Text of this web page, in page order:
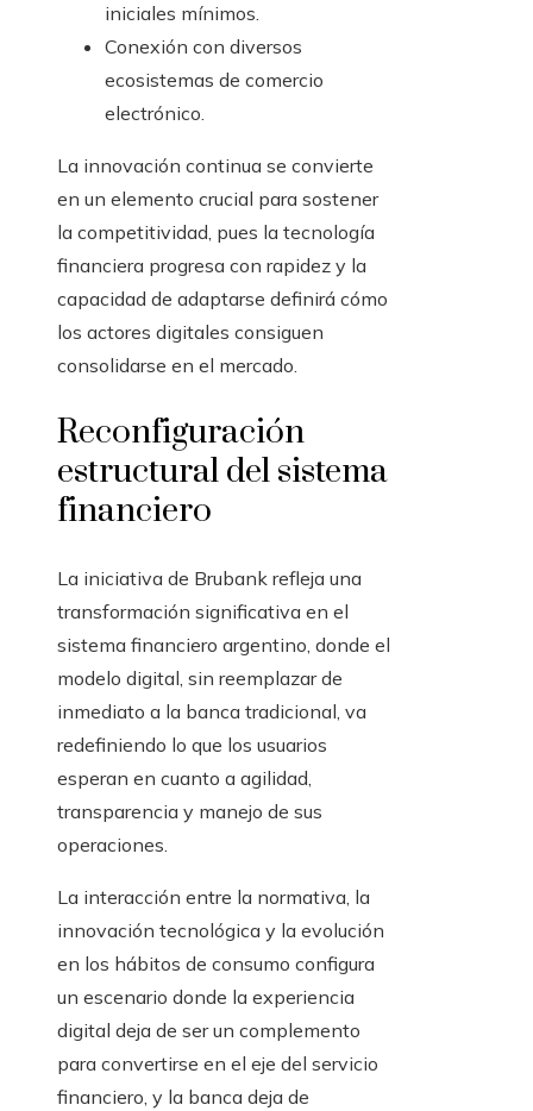
iniciales mínimos.
Conexión con diversos
ecosistemas de comercio
electrónico.
La innovación continua se convierte
en un elemento crucial para sostener
la competitividad, pues la tecnología
financiera progresa con rapidez y la
capacidad de adaptarse definirá cómo
los actores digitales consiguen
consolidarse en el mercado.
Reconfiguración
estructural del sistema
financiero
La iniciativa de Brubank refleja una
transformación significativa en el
sistema financiero argentino, donde el
modelo digital, sin reemplazar de
inmediato a la banca tradicional, va
redefiniendo lo que los usuarios
esperan en cuanto a agilidad,
transparencia y manejo de sus
operaciones.
La interacción entre la normativa, la
innovación tecnológica y la evolución
en los hábitos de consumo configura
un escenario donde la experiencia
digital deja de ser un complemento
para convertirse en el eje del servicio
financiero, y la banca deja de